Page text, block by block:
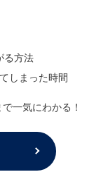
る方法
しまった時間
一気にわかる！